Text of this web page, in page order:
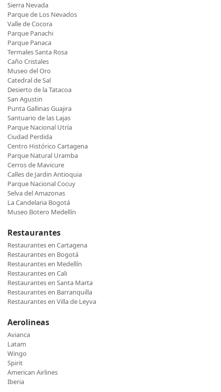
Sierra Nevada
Parque de Los Nevados
Valle de Cocora
Parque Panachi
Parque Panaca
Termales Santa Rosa
Caño Cristales
Museo del Oro
Catedral de Sal
Desierto de la Tatacoa
San Agustin
Punta Gallinas Guajira
Santuario de las Lajas
Parque Nacional Utría
Ciudad Perdida
Centro Histórico Cartagena
Parque Natural Uramba
Cerros de Mavicure
Calles de Jardin Antioquia
Parque Nacional Cocuy
Selva del Amazonas
La Candelaria Bogotá
Museo Botero Medellín
Restaurantes
Restaurantes en Cartagena
Restaurantes en Bogotá
Restaurantes en Medellín
Restaurantes en Cali
Restaurantes en Santa Marta
Restaurantes en Barranquilla
Restaurantes en Villa de Leyva
Aerolineas
Avianca
Latam
Wingo
Spirit
American Airlines
Iberia